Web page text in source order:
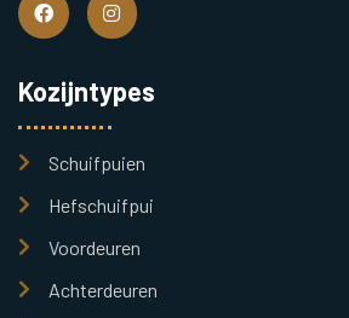
Kozijntypes
Schuifpuien
Hefschuifpui
Voordeuren
Achterdeuren